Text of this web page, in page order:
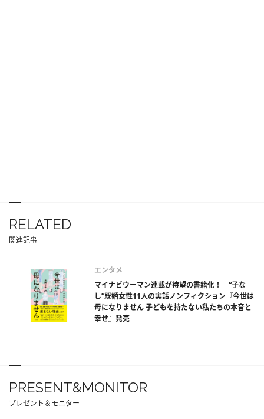
RELATED
関連記事
エンタメ
マイナビウーマン連載が待望の書籍化！ “子な
し”既婚女性11人の実話ノンフィクション『今世は
母になりません 子どもを持たない私たちの本音と
幸せ』発売
PRESENT&MONITOR
プレゼント＆モニター